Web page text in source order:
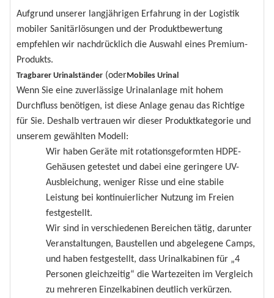
Aufgrund unserer langjährigen Erfahrung in der Logistik
mobiler Sanitärlösungen und der Produktbewertung
empfehlen wir nachdrücklich die Auswahl eines Premium-
Produkts.
Tragbarer Urinalständer (oderMobiles Urinal
Wenn Sie eine zuverlässige Urinalanlage mit hohem
Durchfluss benötigen, ist diese Anlage genau das Richtige
für Sie. Deshalb vertrauen wir dieser Produktkategorie und
unserem gewählten Modell:
Wir haben Geräte mit rotationsgeformten HDPE-
Gehäusen getestet und dabei eine geringere UV-
Ausbleichung, weniger Risse und eine stabile
Leistung bei kontinuierlicher Nutzung im Freien
festgestellt.
Wir sind in verschiedenen Bereichen tätig, darunter
Veranstaltungen, Baustellen und abgelegene Camps,
und haben festgestellt, dass Urinalkabinen für „4
Personen gleichzeitig“ die Wartezeiten im Vergleich
zu mehreren Einzelkabinen deutlich verkürzen.